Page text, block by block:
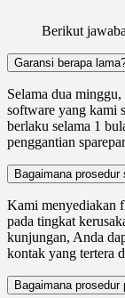
Berikut
Garansi berapa
Selama dua
software yang kami
berlaku selama 1
penggantian
Bagaimana
Kami menyediakan
pada tingkat
kunjungan, Anda
kontak yang tertera
Bagaimana prosedur